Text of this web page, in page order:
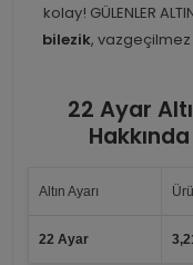
kolay! GÜLENLER
bilezik, vazgeçilmez
22 Ayar
Altın Ayarı
22 Ayar